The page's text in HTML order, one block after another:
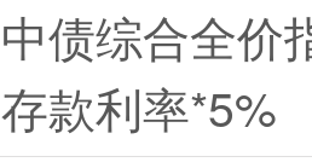
中债综合全价
存款利率*5%